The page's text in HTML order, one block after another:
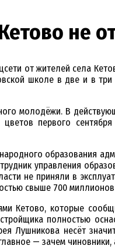
не
от жителей села
школе в две и в
молодёжи. В
первого
образования
управления
не приняли в
свыше 700
Кетово, которые
полностью
Лушникова несёт
— зачем